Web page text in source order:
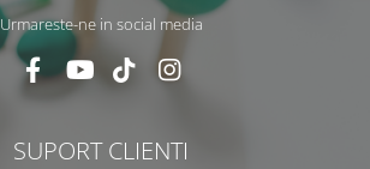
Urmareste-ne in social media
SUPORT CLIENTI